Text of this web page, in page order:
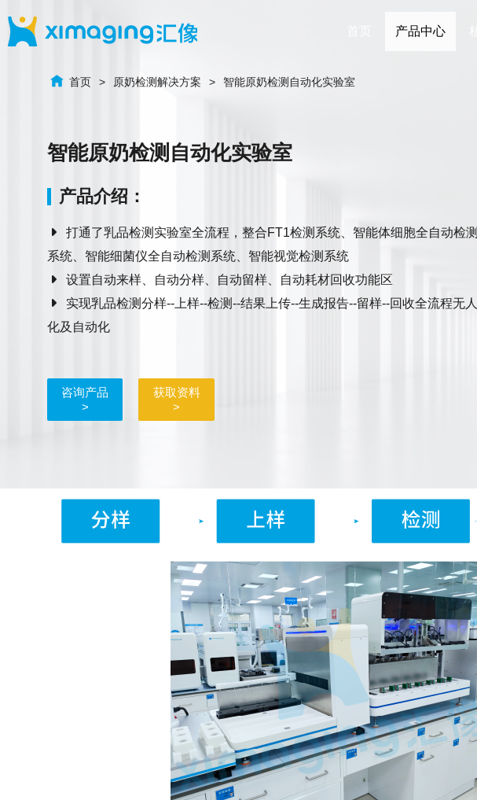
产品中心
首页 原奶检测解决方案 智能原奶检测自动化实验室
智能原奶检测自动化实验室
产品介绍：
打通了乳品检测实验室全流程，整合FT1检测系统、智能体细胞全自动检测
系统、智能细菌仪全自动检测系统、智能视觉检测系统
设置自动来样、自动分样、自动留样、自动耗材回收功能区
实现乳品检测分样--上样--检测--结果上传--生成报告--留样--回收全流程无人
化及自动化
咨询产品
>
获取资料
>